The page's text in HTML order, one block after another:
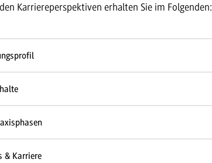
Karriereperspektiven erhalten Sie im Folgenden:
& Karriere